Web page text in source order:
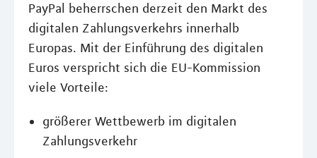
PayPal beherrschen derzeit den Markt des
digitalen Zahlungsverkehrs innerhalb
Europas. Mit der Einführung des digitalen
Euros verspricht sich die EU-Kommission
viele Vorteile:
größerer Wettbewerb im digitalen
Zahlungsverkehr